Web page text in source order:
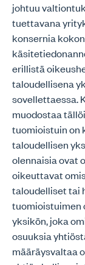
johtuu
tuettavana
konsernia
erillistä
taloudellisena
sovellettaessa.
muodostaa
tuomioistuin on
taloudellisen
olennaisia ovat
oikeuttavat
taloudelliset tai
tuomioistuimen
yksikön, joka
osuuksia
määräysvaltaa